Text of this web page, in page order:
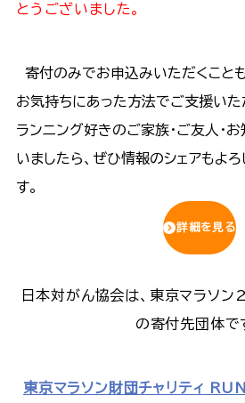
とうございました。
寄付のみでお申込みいただくこと
お気持ちにあった方法でご支援いた
ランニング好きのご家族・ご友人・
いましたら、ぜひ情報のシェアもよ
す。
詳細を見る
日本対がん協会は、東京マラソ
の寄付先団体で
東京マラソン財団チャリティ